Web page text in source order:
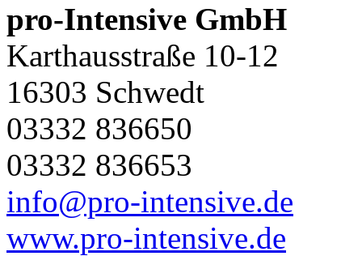
pro-Intensive GmbH
Karthausstraße 10-12
16303 Schwedt
03332 836650
03332 836653
info@pro-intensive.de
www.pro-intensive.de